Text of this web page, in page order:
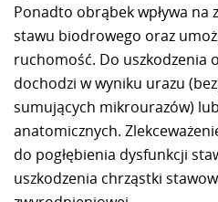
Ponadto obrąbek wpływa na
stawu biodrowego oraz
ruchomość. Do uszkodzenia
dochodzi w wyniku urazu
sumujących mikrourazów)
anatomicznych.
do pogłębienia dysfunkcji
uszkodzenia chrząstki